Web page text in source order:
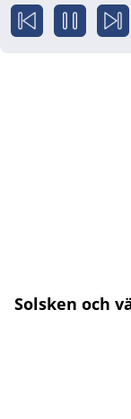
Solsken och